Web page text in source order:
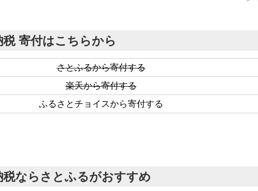
寄付はこちらから
さとふるから寄付する
楽天から寄付する
ふるさとチョイスから寄付する
ならさとふるがおすすめ